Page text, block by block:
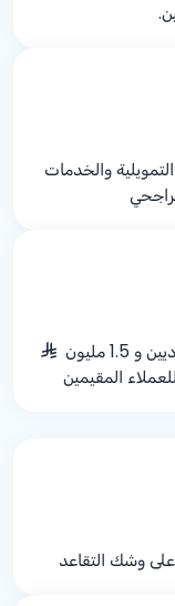
والخدمات
1.5 مليون
المقيمين
على وشك التقاعد